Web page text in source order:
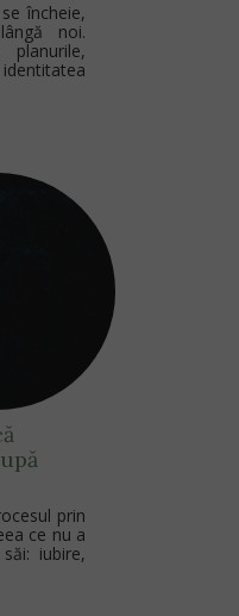
încheie,
noi.
prin
ce nu a
iubire,